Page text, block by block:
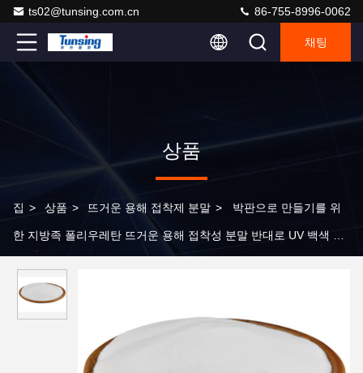
ts02@tunsing.com.cn 86-755-8996-0062
채팅
상품
집 > 상품 > 뜨거운 용해 접착제 분말 > 박판으로 만들기를 위
한 지방족 폴리우레탄 뜨거운 용해 접착성 분말 반대로 UV 백색 색